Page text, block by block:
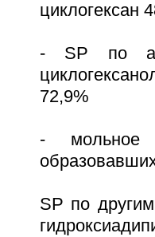
циклогексан
- SP по
72,9%
- мольное
SP по